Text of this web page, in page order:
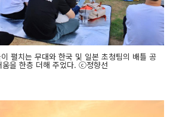
펼치는 무대와 한국 및 일본 초청팀의 배틀 공
움을 한층 더해 주었다. ⓒ정향선